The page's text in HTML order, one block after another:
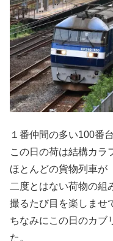
１番仲間の多い100番
この日の荷は結構カラ
ほとんどの貨物列車が
二度とはない荷物の組
撮るたび目を楽しませ
ちなみにこの日のカブ
た。